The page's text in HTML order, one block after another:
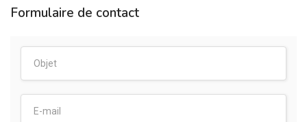
Formulaire de contact